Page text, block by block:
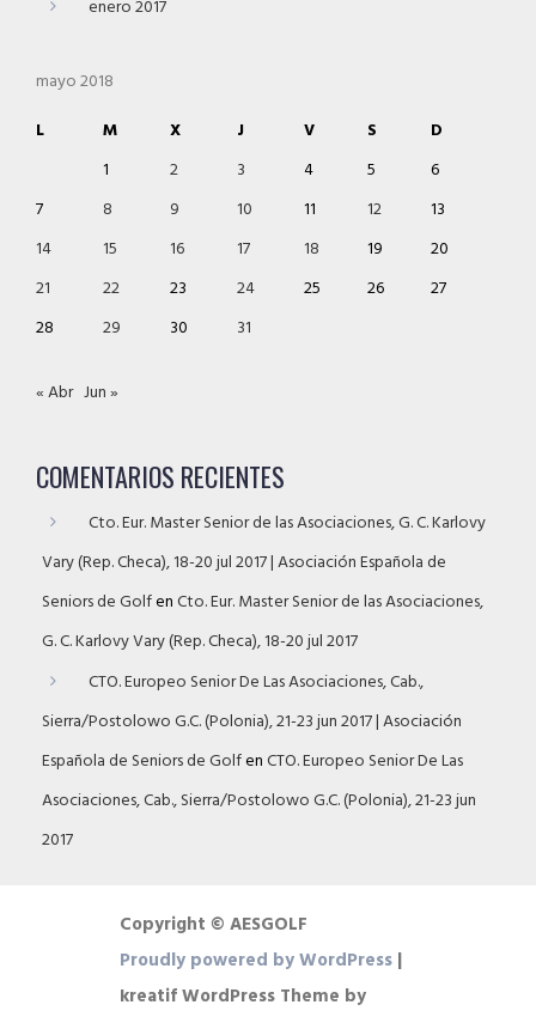
enero 2017
mayo 2018
L
M X J V S
D
1
2 3 4 5
6
7
8 9 10 11 12
13
14
15 16 17 18 19
20
21
22 23 24 25 26
27
28
29 30 31
« Abr Jun »
COMENTARIOS RECIENTES
Cto. Eur. Master Senior de las Asociaciones, G. C. Karlovy
Vary (Rep. Checa), 18-20 jul 2017 | Asociación Española de
Seniors de GolfenCto. Eur. Master Senior de las Asociaciones,
G. C. Karlovy Vary (Rep. Checa), 18-20 jul 2017
CTO. Europeo Senior De Las Asociaciones, Cab.,
Sierra/Postolowo G.C. (Polonia), 21-23 jun 2017 | Asociación
Española de Seniors de GolfenCTO. Europeo Senior De Las
Asociaciones, Cab., Sierra/Postolowo G.C. (Polonia), 21-23 jun
2017
Copyright © AESGOLF
Proudly powered by WordPress |
kreatif WordPress Theme by